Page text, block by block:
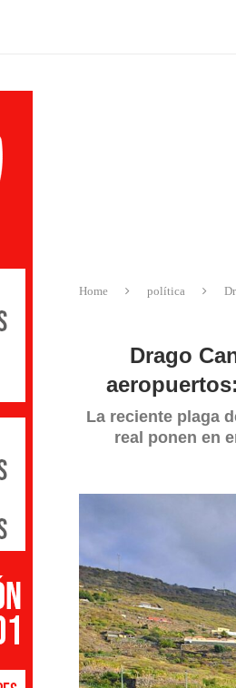
Home política
Drago
La reciente plaga
real ponen en